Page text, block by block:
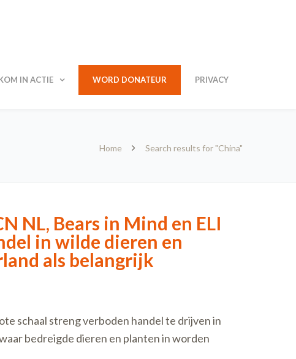
IN ACTIE WORD DONATEUR PRIVACY
Home Search results for "China"
NL, Bears in Mind en ELI
in wilde dieren en
als belangrijk
schaal streng verboden handel te drijven in
bedreigde dieren en planten in worden